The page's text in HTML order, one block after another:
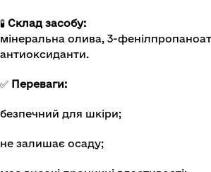
🧪 Склад засобу:
мінеральна олива, 3-
антиоксиданти.
✅ Переваги:
безпечний для шкіри;
не залишає осаду;